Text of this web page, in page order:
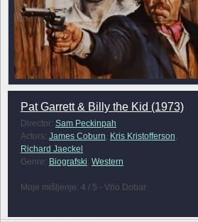
Pat Garrett & Billy the Kid (1973)
Director: Sam Peckinpah
Actors: James Coburn, Kris Kristofferson,
Richard Jaeckel
Genre: Biografski, Western
Moje mišljenje: 4 / 5 - Vrlo Dobar